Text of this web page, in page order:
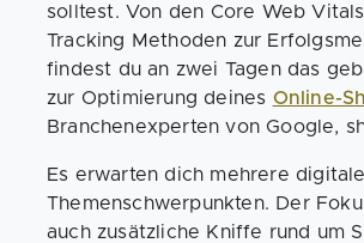
solltest. Von den Core Web
Tracking Methoden zur
findest du an zwei Tagen das
zur Optimierung deines Online-
Branchenexperten von Google,
Es erwarten dich mehrere
Themenschwerpunkten. Der
auch zusätzliche Kniffe rund um